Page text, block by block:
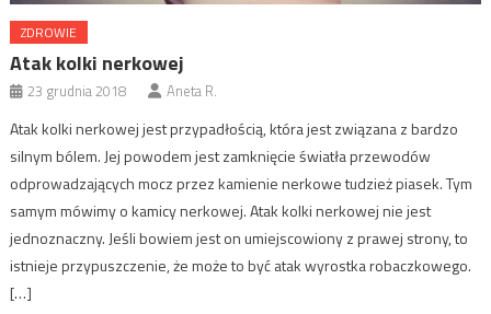
ZDROWIE
Atak kolki nerkowej
23 grudnia 2018 Aneta R.
Atak kolki nerkowej jest przypadłością, która jest związana z bardzo
silnym bólem. Jej powodem jest zamknięcie światła przewodów
odprowadzających mocz przez kamienie nerkowe tudzież piasek. Tym
samym mówimy o kamicy nerkowej. Atak kolki nerkowej nie jest
jednoznaczny. Jeśli bowiem jest on umiejscowiony z prawej strony, to
istnieje przypuszczenie, że może to być atak wyrostka robaczkowego.
[…]